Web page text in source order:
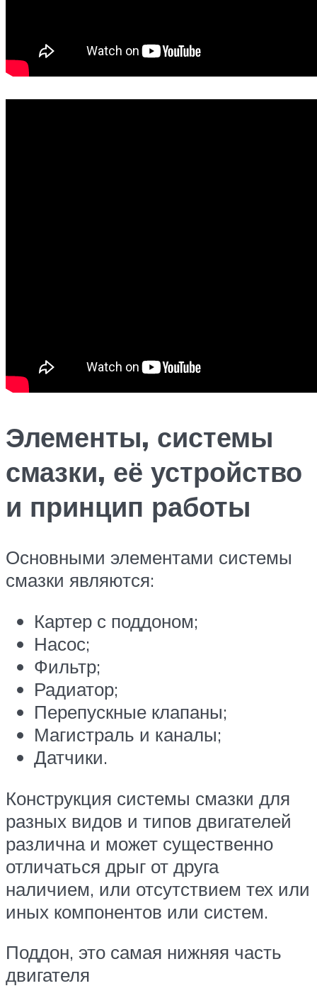
Элементы, системы
смазки, её устройство
и принцип работы
Основными элементами системы
смазки являются:
Картер с поддоном;
Насос;
Фильтр;
Радиатор;
Перепускные клапаны;
Магистраль и каналы;
Датчики.
Конструкция системы смазки для
разных видов и типов двигателей
различна и может существенно
отличаться дрыг от друга
наличием, или отсутствием тех или
иных компонентов или систем.
Поддон, это самая нижняя часть
двигателя